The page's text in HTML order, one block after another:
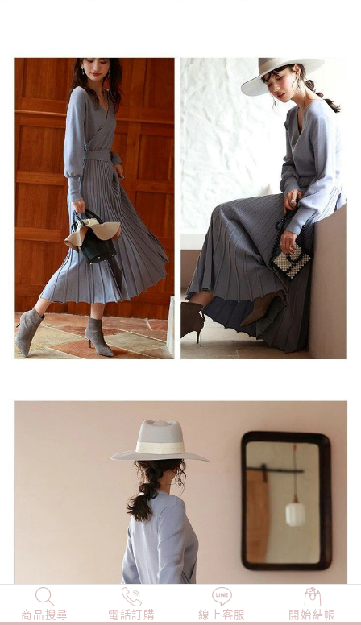
商品搜尋 電話訂購 線上客服 開始結帳
NEW 店長精選 TOP100 小編穿搭